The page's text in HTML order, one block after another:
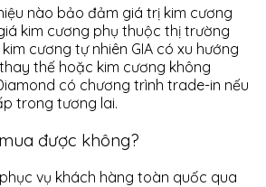
nào bảo đảm giá trị kim cương
kim cương phụ thuộc thị trường
cương tự nhiên GIA có xu hướng
thế hoặc kim cương không
có chương trình trade-in nếu
trong tương lai.
được không?
vụ khách hàng toàn quốc qua